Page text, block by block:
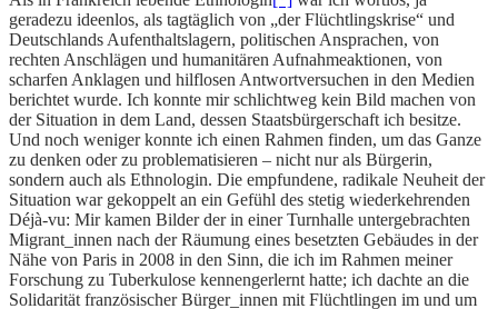
geradezu ideenlos, als tagtäglich von „der Flüchtlingskrise“ und
Deutschlands Aufenthaltslagern, politischen Ansprachen, von
rechten Anschlägen und humanitären Aufnahmeaktionen, von
scharfen Anklagen und hilflosen Antwortversuchen in den Medien
berichtet wurde. Ich konnte mir schlichtweg kein Bild machen von
der Situation in dem Land, dessen Staatsbürgerschaft ich besitze.
Und noch weniger konnte ich einen Rahmen finden, um das Ganze
zu denken oder zu problematisieren – nicht nur als Bürgerin,
sondern auch als Ethnologin. Die empfundene, radikale Neuheit der
Situation war gekoppelt an ein Gefühl des stetig wiederkehrenden
Déjà-vu: Mir kamen Bilder der in einer Turnhalle untergebrachten
Migrant_innen nach der Räumung eines besetzten Gebäudes in der
Nähe von Paris in 2008 in den Sinn, die ich im Rahmen meiner
Forschung zu Tuberkulose kennengerlernt hatte; ich dachte an die
Solidarität französischer Bürger_innen mit Flüchtlingen im und um